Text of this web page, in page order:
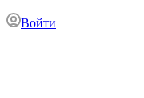
Войти